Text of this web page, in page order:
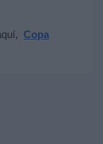
Copa